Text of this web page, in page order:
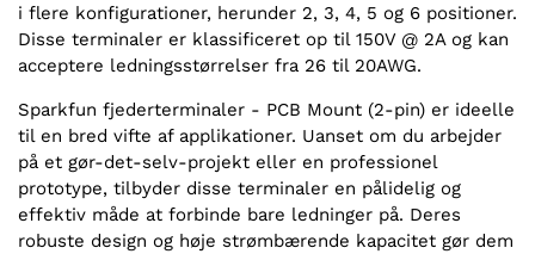
i flere konfigurationer, herunder 2, 3, 4, 5 og 6 positioner.
Disse terminaler er klassificeret op til 150V @ 2A og kan
acceptere ledningsstørrelser fra 26 til 20AWG.
Sparkfun fjederterminaler - PCB Mount (2-pin) er ideelle
til en bred vifte af applikationer. Uanset om du arbejder
på et gør-det-selv-projekt eller en professionel
prototype, tilbyder disse terminaler en pålidelig og
effektiv måde at forbinde bare ledninger på. Deres
robuste design og høje strømbærende kapacitet gør dem